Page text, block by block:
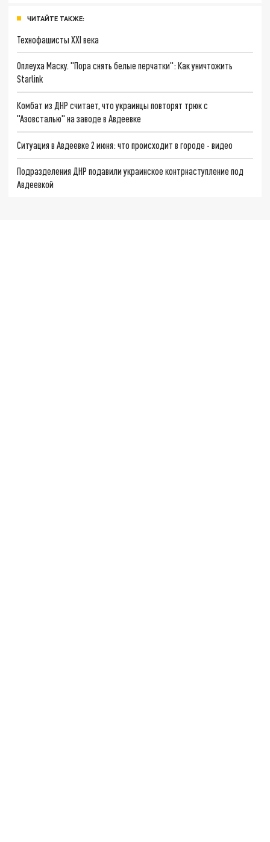
ЧИТАЙТЕ ТАКЖЕ:
Технофашисты XXI века
Оплеуха Маску. "Пора снять белые перчатки": Как уничтожить
Starlink
Комбат из ДНР считает, что украинцы повторят трюк с
"Азовсталью" на заводе в Авдеевке
Ситуация в Авдеевке 2 июня: что происходит в городе - видео
Подразделения ДНР подавили украинское контрнаступление под
Авдеевкой